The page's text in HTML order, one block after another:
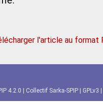
l'article au format
4.2.0 Collectif Sarka-SPIP GPLv3